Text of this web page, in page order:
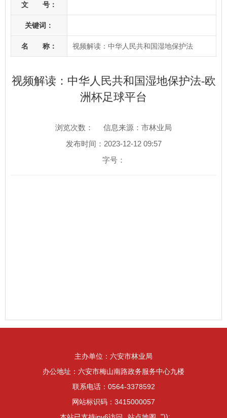
文 号：
关键词：
名 称： 视频解读：中华人民共和国湿地保护法
视频解读：中华人民共和国湿地保护法-欧
洲杯足球平台
浏览次数：
信息来源：市林业局
发布时间：2023-12-12 09:57
字号：
主办单位：六安市林业局
办公地址：六安市梅山南路政务服务中心九楼
联系电话：0564-3378592
网站标识码：3415000057
"));